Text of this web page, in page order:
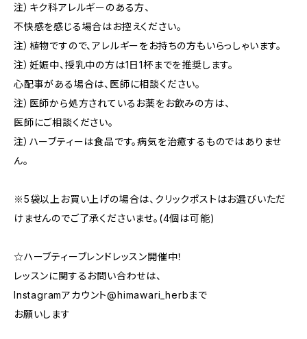
注）キク科アレルギーのある方、
不快感を感じる場合はお控えください。
注）植物ですので、アレルギーをお持ちの方もいらっしゃいます。
注）妊娠中、授乳中の方は1日1杯までを推奨します。
心配事がある場合は、医師に相談ください。
注）医師から処方されているお薬をお飲みの方は、
医師にご相談ください。
注）ハーブティーは食品です。病気を治癒するものではありませ
ん。
※5袋以上お買い上げの場合は、クリックポストはお選びいただ
けませんのでご了承くださいませ。(4個は可能)
☆ハーブティーブレンドレッスン開催中！
レッスンに関するお問い合わせは、
Instagramアカウント@himawari_herbまで
お願いします